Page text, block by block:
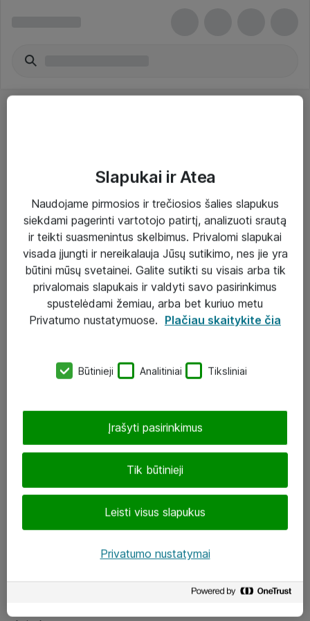
Paslaugos
Sprendimai
Įgyvendinti projektai
Atea ekspertų patarimai verslui
eShop@atea.lt
LinkedIn
Slapukai ir Atea
Naudojame pirmosios ir trečiosios šalies slapukus
siekdami pagerinti vartotojo patirtį, analizuoti srautą
ir teikti suasmenintus skelbimus. Privalomi slapukai
visada įjungti ir nereikalauja Jūsų sutikimo, nes jie yra
būtini mūsų svetainei. Galite sutikti su visais arba tik
privalomais slapukais ir valdyti savo pasirinkimus
spustelėdami žemiau, arba bet kuriuo metu
Privatumo nustatymuose. Plačiau skaitykite čia
Būtinieji Analitiniai Tiksliniai
Tik būtinieji
Leisti visus slapukus
Įrašyti pasirinkimus
Privatumo nustatymai